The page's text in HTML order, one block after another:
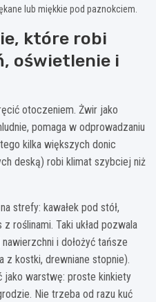
lub miękkie pod paznokciem.
które robi
oświetlenie i
otoczeniem. Żwir jako
pomaga w odprowadzaniu
kilka większych donic
deską) robi klimat szybciej niż
strefy: kawałek pod stół,
roślinami. Taki układ pozwala
i dołożyć tańsze
z kostki, drewniane stopnie).
jako warstwę: proste kinkiety
Nie trzeba od razu kuć